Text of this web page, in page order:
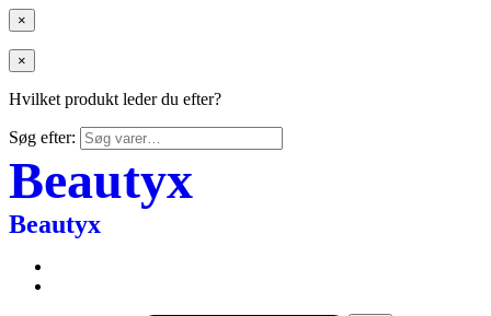
×
×
Hvilket produkt leder du efter?
Søg efter:
Beautyx
Beautyx